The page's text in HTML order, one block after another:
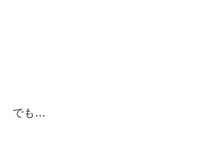
でも…